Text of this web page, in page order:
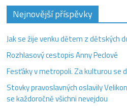
Nejnovější příspěvky
Jak se žije venku dětem z dětských
Rozhlasový cestopis Anny Peclové
Fesťáky v metropoli. Za kulturou se
Stovky pravoslavných oslavily
se každoročně všichni nevejdou